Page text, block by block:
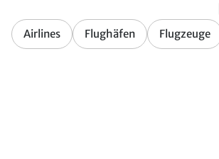
Airlines Flughäfen Flugzeuge